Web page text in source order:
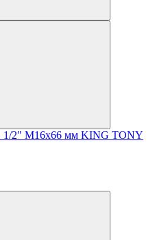
1/2" М16х66 мм KING TONY